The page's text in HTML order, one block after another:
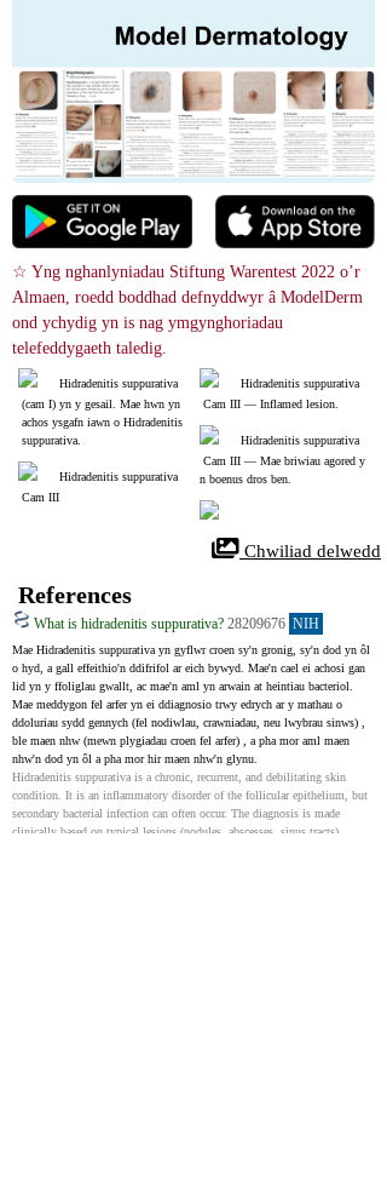
☆ Yng nghanlyniadau Stiftung Warentest 2022 o’r
Almaen, roedd boddhad defnyddwyr â ModelDerm
ond ychydig yn is nag ymgynghoriadau
telefeddygaeth taledig.
Hidradenitis suppurativa
(cam I) yn y gesail. Mae hwn yn
achos ysgafn iawn o Hidradenitis
suppurativa.
Hidradenitis suppurativa
Cam III
Hidradenitis suppurativa
Cam III ― Inflamed lesion.
Hidradenitis suppurativa
Cam III ― Mae briwiau agored y
n boenus dros ben.
Chwiliad delwedd
References
What is hidradenitis suppurativa? 28209676 NIH
Mae Hidradenitis suppurativa yn gyflwr croen sy'n gronig, sy'n dod yn ôl
o hyd, a gall effeithio'n ddifrifol ar eich bywyd. Mae'n cael ei achosi gan
lid yn y ffoliglau gwallt, ac mae'n aml yn arwain at heintiau bacteriol.
Mae meddygon fel arfer yn ei ddiagnosio trwy edrych ar y mathau o
ddoluriau sydd gennych (fel nodiwlau, crawniadau, neu lwybrau sinws) ,
ble maen nhw (mewn plygiadau croen fel arfer) , a pha mor aml maen
nhw'n dod yn ôl a pha mor hir maen nhw'n glynu.
Hidradenitis suppurativa is a chronic, recurrent, and debilitating skin
condition. It is an inflammatory disorder of the follicular epithelium, but
secondary bacterial infection can often occur. The diagnosis is made
clinically based on typical lesions (nodules, abscesses, sinus tracts),